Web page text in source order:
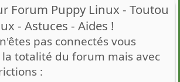
Forum Puppy Linux - Toutou
- Astuces - Aides !
pas connectés vous
totalité du forum mais avec
: